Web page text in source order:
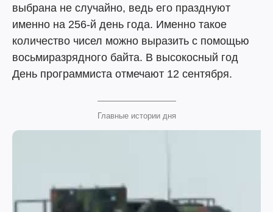
выбрана не случайно, ведь его празднуют
именно на 256-й день года. Именно такое
количество чисел можно выразить с помощью
восьмиразрядного байта. В высокосный год
День программиста отмечают 12 сентября.
Главные истории дня